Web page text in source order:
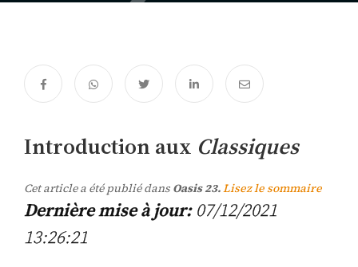
Introduction aux Classiques
Cet article a été publié dans Oasis 23.Lisez le sommaire
Dernière mise à jour: 07/12/2021
13:26:21